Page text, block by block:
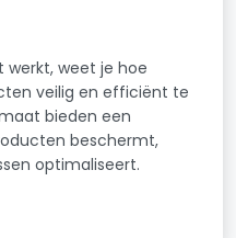
werkt, weet je hoe
veilig en efficiënt te
bieden een
beschermt,
optimaliseert.